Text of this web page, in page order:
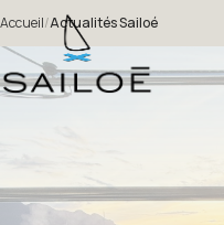
Accueil/Actualités Sailoé